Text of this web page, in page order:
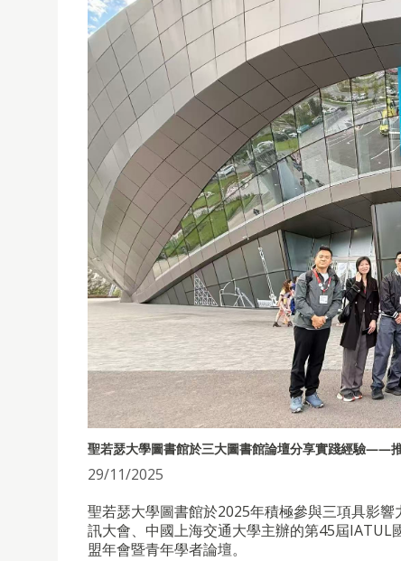
聖若瑟大學圖書館於三大圖書館論壇分享實踐經驗——
29/11/2025
聖若瑟大學圖書館於2025年積極參與三項具影
訊大會、中國上海交通大學主辦的第45屆
盟年會暨青年學者論壇。